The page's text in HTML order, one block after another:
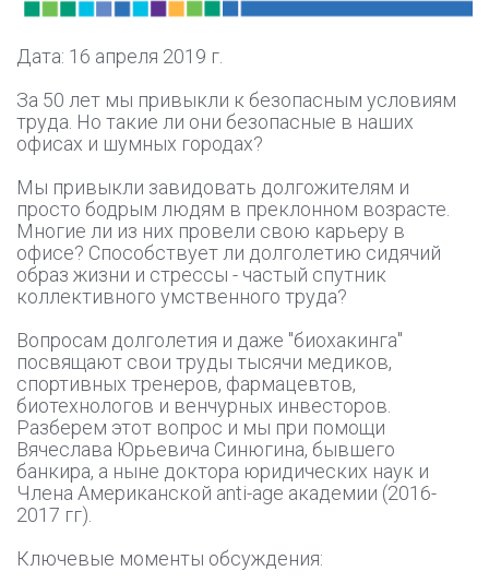
Дата: 16 апреля 2019 г.
За 50 лет мы привыкли к безопасным условиям
труда. Но такие ли они безопасные в наших
офисах и шумных городах?
Мы привыкли завидовать долгожителям и
просто бодрым людям в преклонном возрасте.
Многие ли из них провели свою карьеру в
офисе? Способствует ли долголетию сидячий
образ жизни и стрессы - частый спутник
коллективного умственного труда?
Вопросам долголетия и даже "биохакинга"
посвящают свои труды тысячи медиков,
спортивных тренеров, фармацевтов,
биотехнологов и венчурных инвесторов.
Разберем этот вопрос и мы при помощи
Вячеслава Юрьевича Синюгина, бывшего
банкира, а ныне доктора юридических наук и
Члена Американской anti-age академии (2016-
2017 гг).
Ключевые моменты обсуждения: